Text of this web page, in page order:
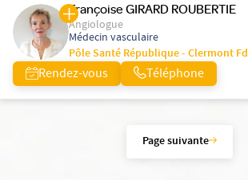
Françoise GIRARD ROUBERTIE
Angiologue
Médecin vasculaire
Pôle Santé République - Clermont Fd
Rendez-vous Téléphone
Page suivante